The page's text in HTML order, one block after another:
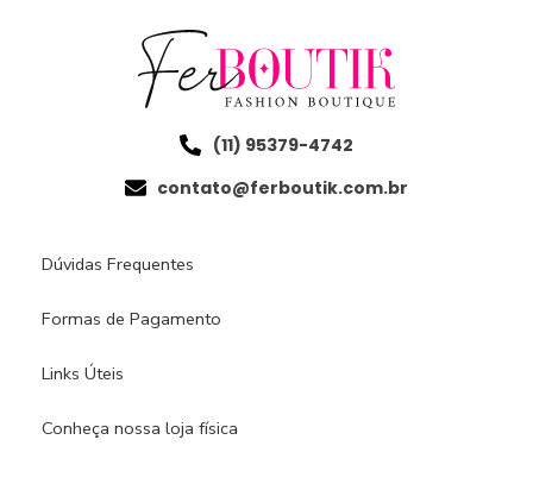
(11) 95379-4742
contato@ferboutik.com.br
Dúvidas Frequentes
Formas de Pagamento
Links Úteis
Conheça nossa loja física​